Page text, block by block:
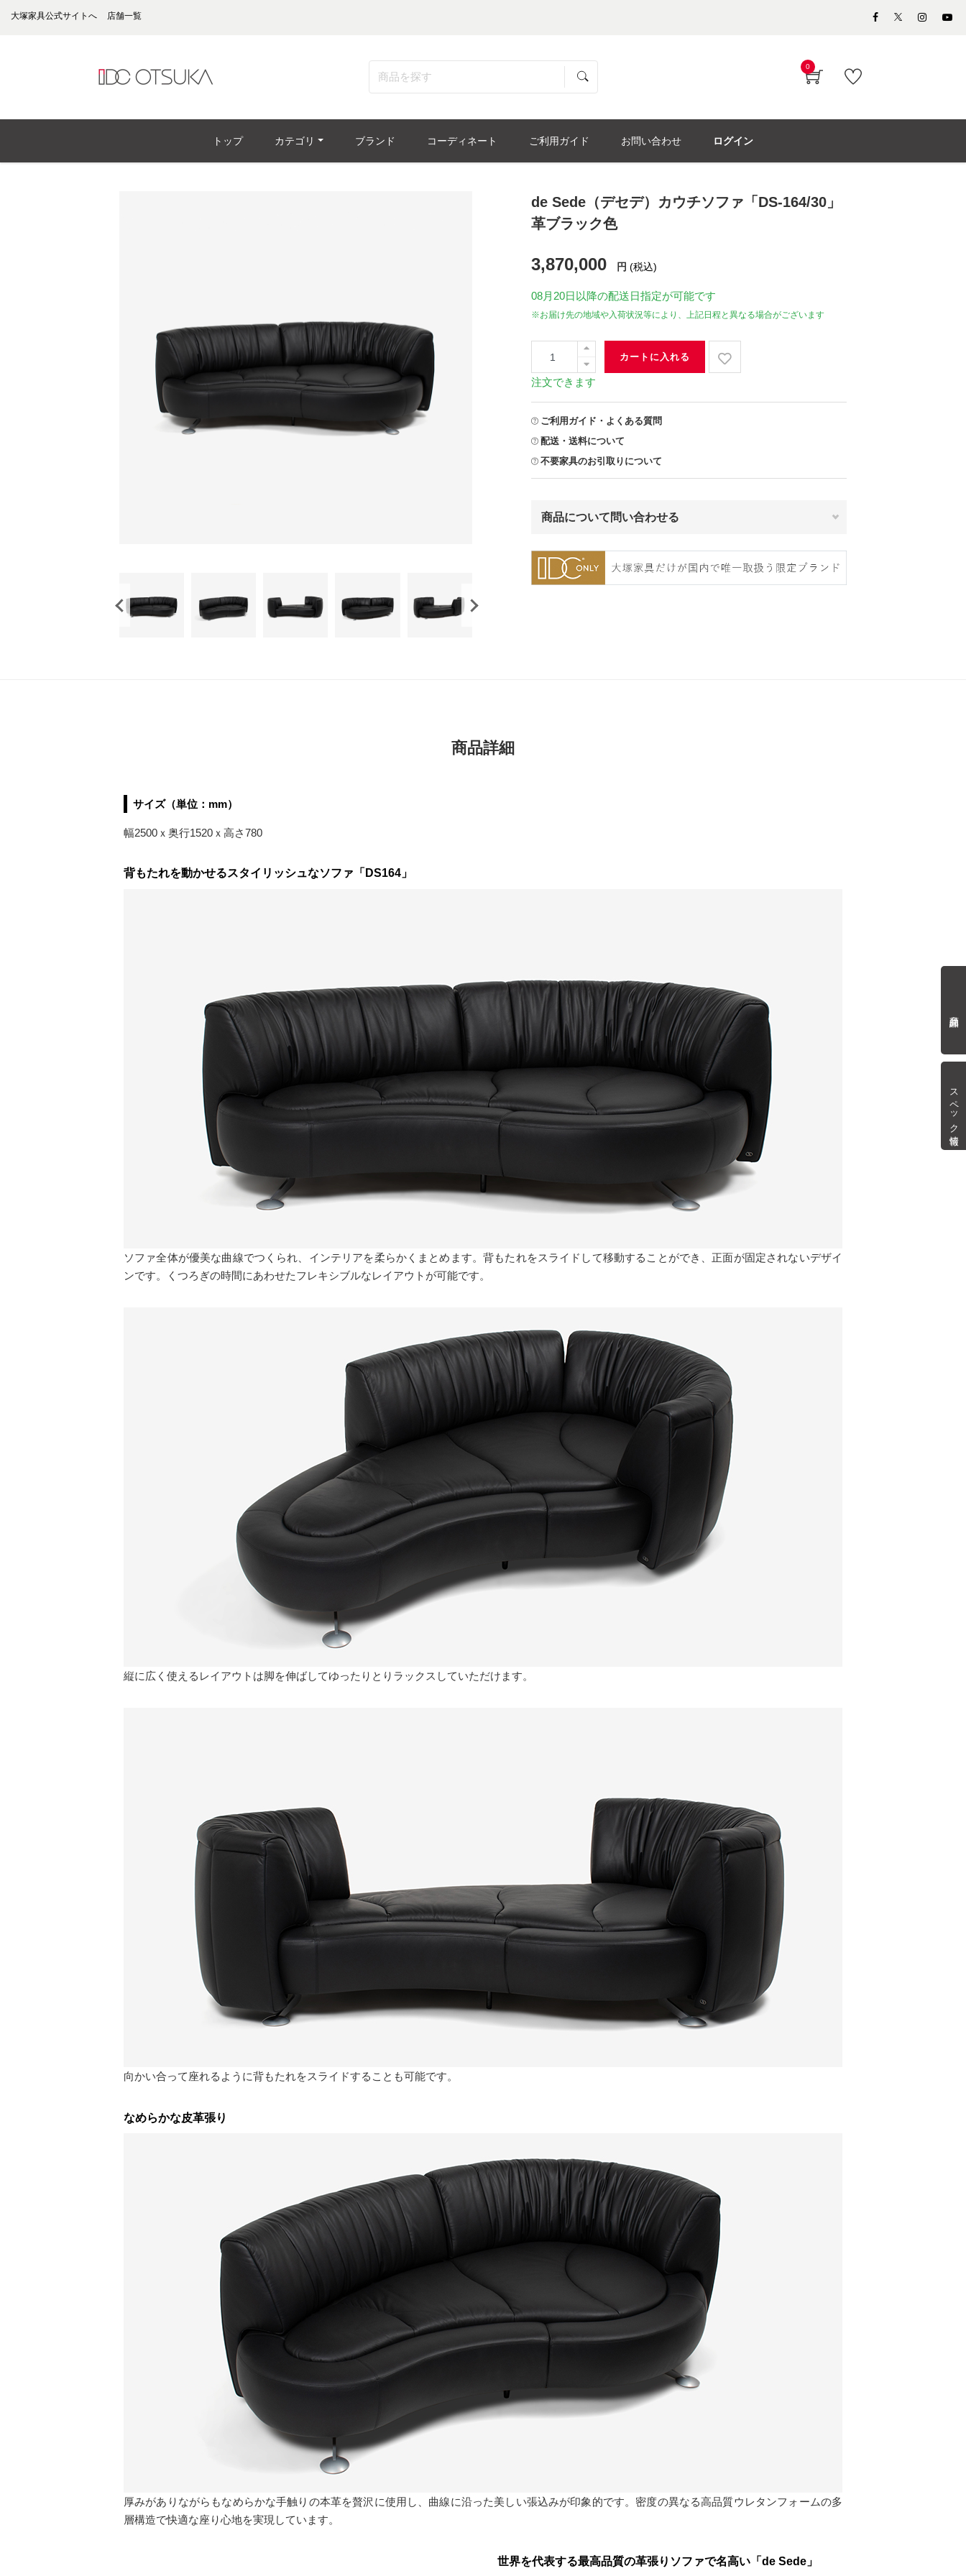
スペック情報
大塚家具公式サイトへ 店舗一覧
0
トップ カテゴリ ブランド コーディネート ご利用ガイド お問い合わせ ログイン
de Sede（デセデ）カウチソファ「DS-164/30」
革ブラック色
3,870,000 円 (税込)
08月20日 以降の配送日指定が可能です
※お届け先の地域や入荷状況等により、上記日程と異なる場合がございます
カートに入れる
注文できます
ご利用ガイド・よくある質問
配送・送料について
不要家具のお引取りについて
商品について問い合わせる
商品詳細
サイズ（単位：mm）
幅2500ｘ奥行1520ｘ高さ780
背もたれを動かせるスタイリッシュなソファ「DS164」
ソファ全体が優美な曲線でつくられ、インテリアを柔らかくまとめます。背もたれをスライドして移動することができ、正面が固定されないデザイ
ンです。くつろぎの時間にあわせたフレキシブルなレイアウトが可能です。
縦に広く使えるレイアウトは脚を伸ばしてゆったりとりラックスしていただけます。
向かい合って座れるように背もたれをスライドすることも可能です。
なめらかな皮革張り
厚みがありながらもなめらかな手触りの本革を贅沢に使用し、曲線に沿った美しい張込みが印象的です。密度の異なる高品質ウレタンフォームの多
層構造で快適な座り心地を実現しています。
世界を代表する最高品質の革張りソファで名高い「de Sede」